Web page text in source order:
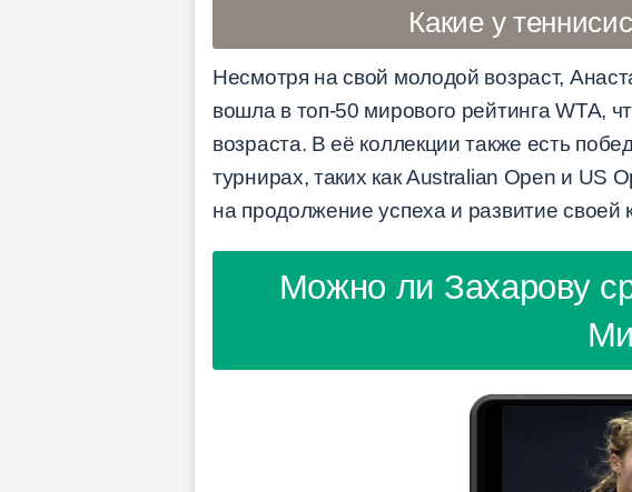
Какие у
Несмотря на свой молодой возраст,
вошла в топ-50 мирового рейтинга WTA,
возраста. В её коллекции также есть
турнирах, таких как Australian Open и US
на продолжение успеха и развитие
Можно ли Захарову